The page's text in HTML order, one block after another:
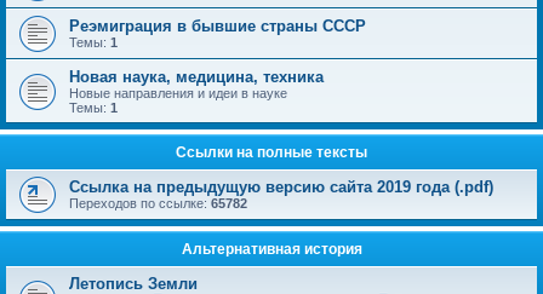
Реэмиграция в бывшие страны СССР
Темы: 1
Новая наука, медицина, техника
Новые направления и идеи в науке
Темы: 1
Ссылки на полные тексты
Ссылка на предыдущую версию сайта 2019 года (.pdf)
Переходов по ссылке: 65782
Альтернативная история
Летопись Земли